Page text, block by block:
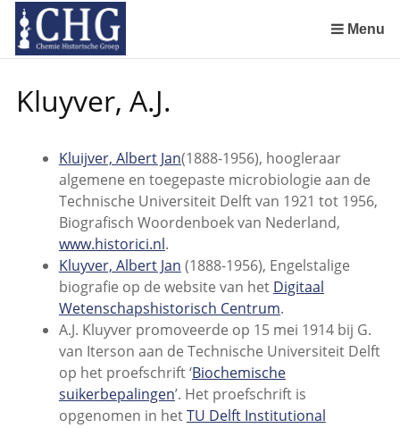
links
over
naar
de
Spring
naar
het
menu
Menu
Kluyver, A.J.
Kluijver, Albert Jan(1888-1956), hoogleraar
algemene en toegepaste microbiologie aan de
Technische Universiteit Delft van 1921 tot 1956,
Biografisch Woordenboek van Nederland,
www.historici.nl.
Kluyver, Albert Jan (1888-1956), Engelstalige
biografie op de website van het Digitaal
Wetenschapshistorisch Centrum.
A.J. Kluyver promoveerde op 15 mei 1914 bij G.
van Iterson aan de Technische Universiteit Delft
op het proefschrift ‘Biochemische
suikerbepalingen’. Het proefschrift is
opgenomen in hetTU Delft Institutional